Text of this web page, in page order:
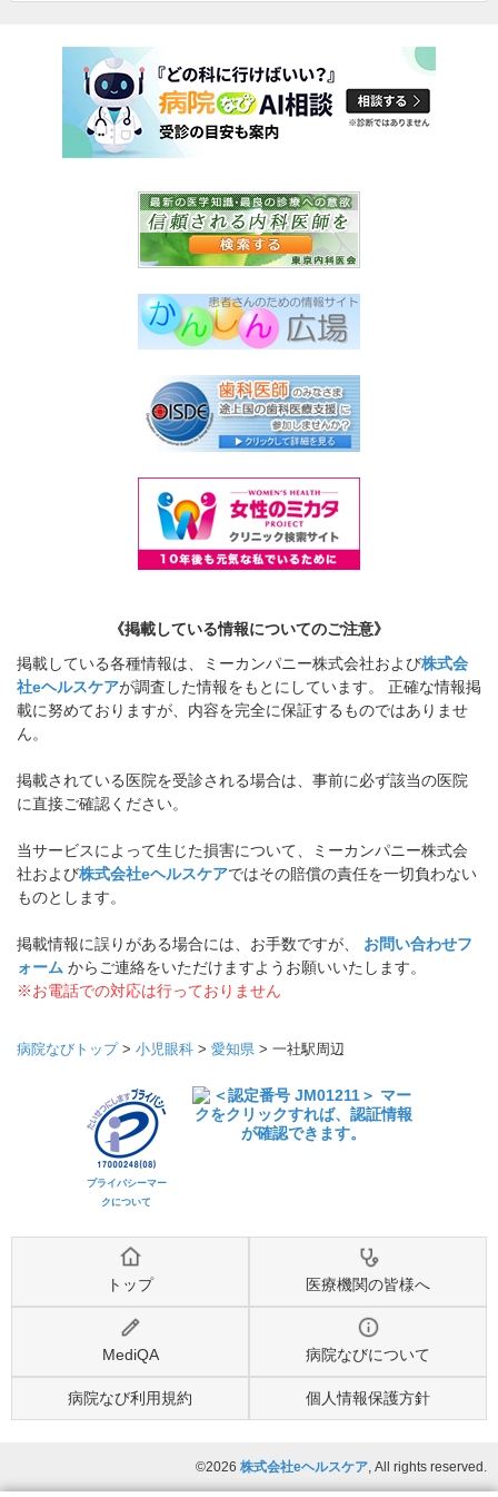
《掲載している情報についてのご注意》
掲載している各種情報は、ミーカンパニー株式会社および株式会
社eヘルスケアが調査した情報をもとにしています。 正確な情報掲
載に努めておりますが、内容を完全に保証するものではありませ
ん。
掲載されている医院を受診される場合は、事前に必ず該当の医院
に直接ご確認ください。
当サービスによって生じた損害について、ミーカンパニー株式会
社および株式会社eヘルスケアではその賠償の責任を一切負わない
ものとします。
掲載情報に誤りがある場合には、お手数ですが、 お問い合わせフ
ォーム からご連絡をいただけますようお願いいたします。
※お電話での対応は行っておりません
病院なびトップ> 小児眼科 > 愛知県 > 一社駅周辺
プライバシーマー
クについて
トップ 医療機関の皆様へ
MediQA 病院なびについて
病院なび利用規約 個人情報保護方針
©2026 株式会社eヘルスケア, All rights reserved.